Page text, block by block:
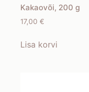
Kakaovõi, 200 g
17,00 €
Lisa korvi